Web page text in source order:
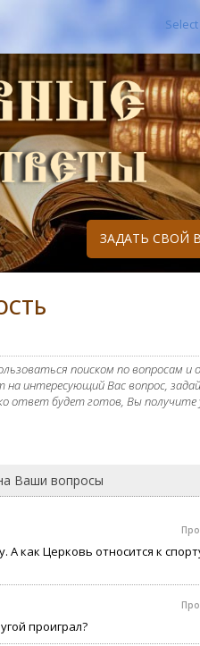
ЗАДАТЬ СВОЙ
поиском по вопросам
интересующий Вас вопрос,
ответ будет готов, Вы получите
Ваши вопросы
как Церковь относится к
проиграл?